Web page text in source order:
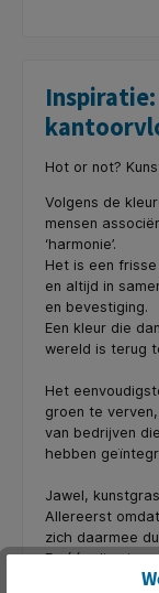
Hot or not?
Volgens de
mensen
‘harmonie’.
Het is een
en altijd in
en bevestiging.
Een kleur die
wereld is terug
Het
groen te
van bedrijven
hebben
Jawel,
Allereerst
zich daarmee
En één ding is